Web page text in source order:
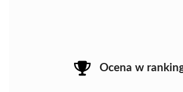
Ocena w